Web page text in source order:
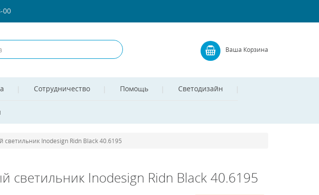
00
Ваша Корзина
Сотрудничество Помощь Светодизайн
Inodesign Ridn Black 40.6195
светильник Inodesign Ridn Black 40.6195